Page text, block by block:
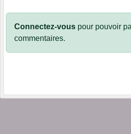
Connectez-vous pour pouvoir
commentaires.